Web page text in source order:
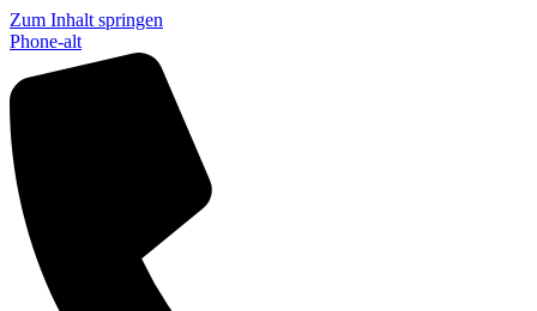
Zum Inhalt springen
Phone-alt